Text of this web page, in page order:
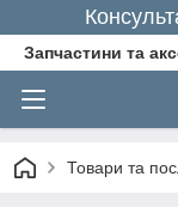
Запчастини та
Товари та